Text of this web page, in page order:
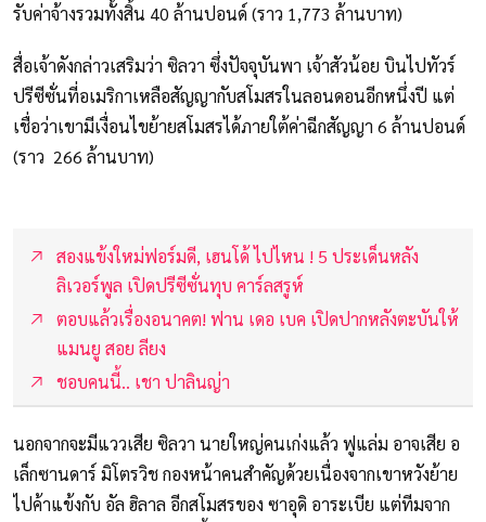
รับค่าจ้างรวมทั้งสิ้น 40 ล้านปอนด์ (ราว 1,773 ล้านบาท)
สื่อเจ้าดังกล่าวเสริมว่า ซิลวา ซึ่งปัจจุบันพา เจ้าสัวน้อย บินไปทัวร์
ปรีซีซั่นที่อเมริกาเหลือสัญญากับสโมสรในลอนดอนอีกหนึ่งปี แต่
เชื่อว่าเขามีเงื่อนไขย้ายสโมสรได้ภายใต้ค่าฉีกสัญญา 6 ล้านปอนด์
(ราว 266 ล้านบาท)
สองแข้งใหม่ฟอร์มดี, เฮนโด้ ไปไหน ! 5 ประเด็นหลัง
ลิเวอร์พูล เปิดปรีซีซั่นทุบ คาร์ลสรูห์
ตอบแล้วเรื่องอนาคต! ฟาน เดอ เบค เปิดปากหลังตะบันให้
แมนยู สอย ลียง
ชอบคนนี้.. เชา ปาลินญ่า
นอกจากจะมีแววเสีย ซิลวา นายใหญ่คนเก่งแล้ว ฟูแล่ม อาจเสีย อ
เล็กซานดาร์ มิโตรวิช กองหน้าคนสำคัญด้วยเนื่องจากเขาหวังย้าย
ไปค้าแข้งกับ อัล ฮิลาล อีกสโมสรของ ซาอุดิ อาระเบีย แต่ทีมจาก